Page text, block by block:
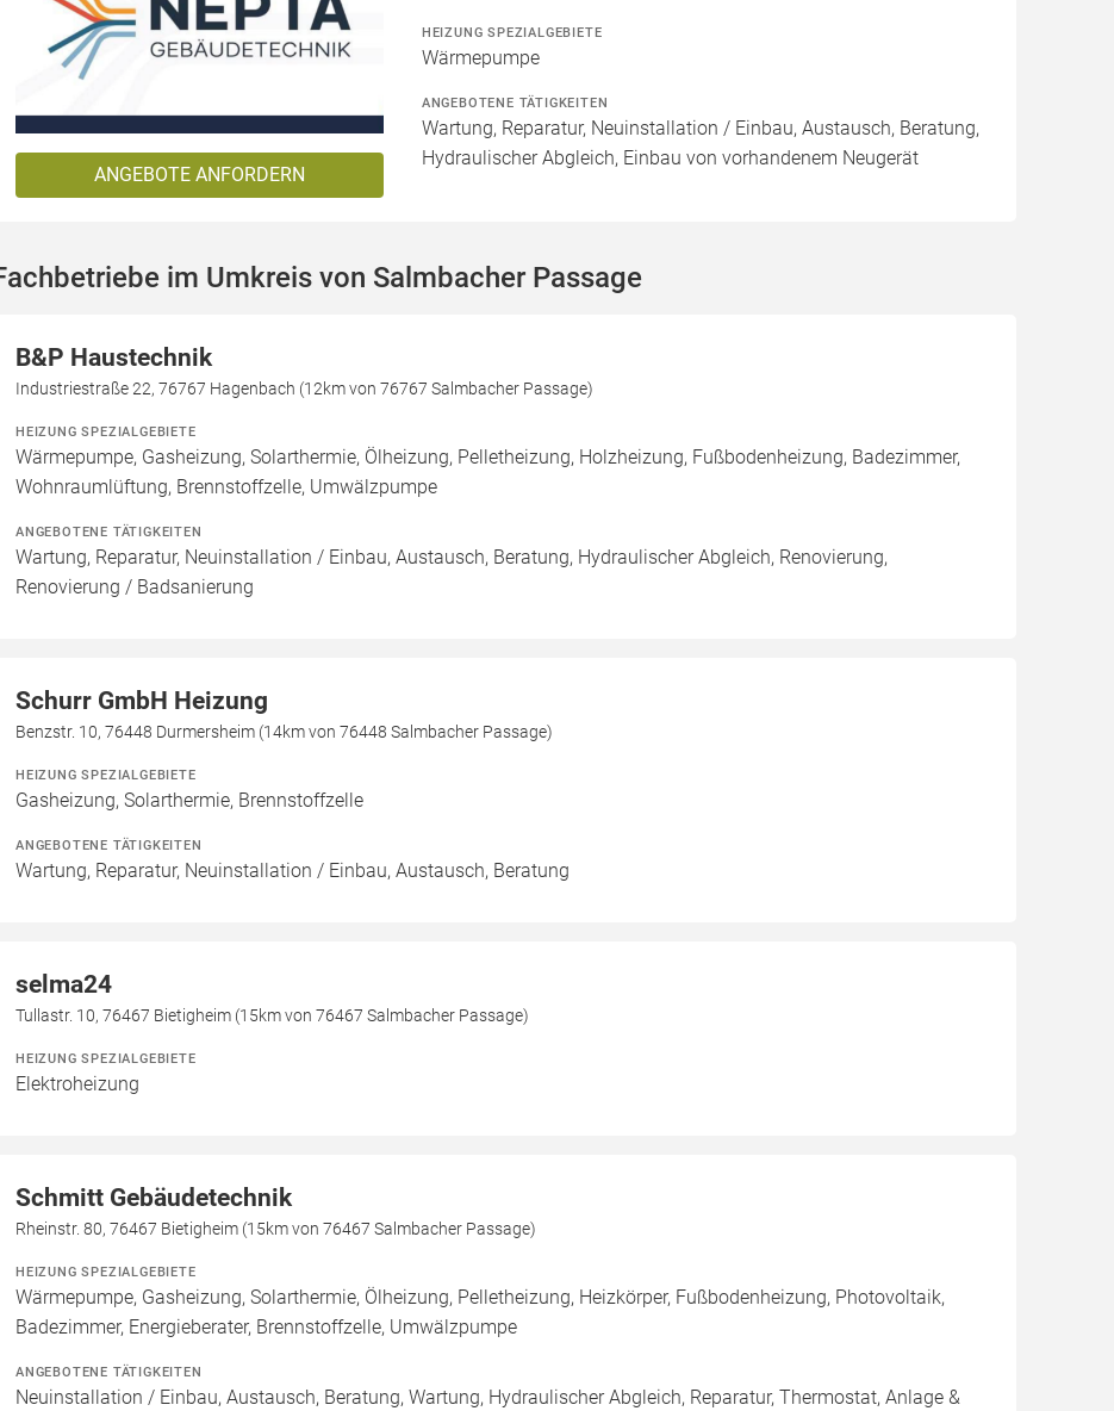
ANGEBOTE ANFORDERN
HEIZUNG SPEZIALGEBIETE
Wärmepumpe
ANGEBOTENE TÄTIGKEITEN
Wartung, Reparatur, Neuinstallation / Einbau, Austausch, Beratung,
Hydraulischer Abgleich, Einbau von vorhandenem Neugerät
im Umkreis von Salmbacher Passage
B&P Haustechnik
Industriestraße 22, 76767 Hagenbach (12km von 76767 Salmbacher Passage)
HEIZUNG SPEZIALGEBIETE
Wärmepumpe, Gasheizung, Solarthermie, Ölheizung, Pelletheizung, Holzheizung, Fußbodenheizung, Badezimmer,
Wohnraumlüftung, Brennstoffzelle, Umwälzpumpe
ANGEBOTENE TÄTIGKEITEN
Wartung, Reparatur, Neuinstallation / Einbau, Austausch, Beratung, Hydraulischer Abgleich, Renovierung,
Renovierung / Badsanierung
Schurr GmbH Heizung
Benzstr. 10, 76448 Durmersheim (14km von 76448 Salmbacher Passage)
HEIZUNG SPEZIALGEBIETE
Gasheizung, Solarthermie, Brennstoffzelle
ANGEBOTENE TÄTIGKEITEN
Wartung, Reparatur, Neuinstallation / Einbau, Austausch, Beratung
selma24
Tullastr. 10, 76467 Bietigheim (15km von 76467 Salmbacher Passage)
HEIZUNG SPEZIALGEBIETE
Elektroheizung
Schmitt Gebäudetechnik
Rheinstr. 80, 76467 Bietigheim (15km von 76467 Salmbacher Passage)
HEIZUNG SPEZIALGEBIETE
Wärmepumpe, Gasheizung, Solarthermie, Ölheizung, Pelletheizung, Heizkörper, Fußbodenheizung, Photovoltaik,
Badezimmer, Energieberater, Brennstoffzelle, Umwälzpumpe
ANGEBOTENE TÄTIGKEITEN
Neuinstallation / Einbau, Austausch, Beratung, Wartung, Hydraulischer Abgleich, Reparatur, Thermostat, Anlage &